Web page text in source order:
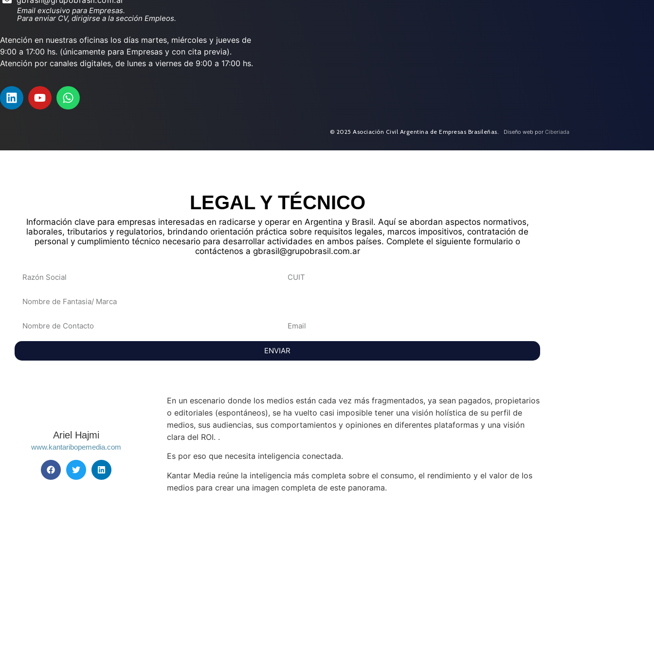
Email exclusivo para Empresas.
Para enviar CV, dirigirse a la sección Empleos.
Atención en nuestras oficinas los días martes, miércoles y jueves de
9:00 a 17:00 hs. (únicamente para Empresas y con cita previa).
Atención por canales digitales, de lunes a viernes de 9:00 a 17:00 hs.
© 2025 Asociación Civil Argentina de Empresas Brasileñas. Diseño web por Ciberiada
LEGAL Y TÉCNICO
Información clave para empresas interesadas en radicarse y operar en Argentina y Brasil. Aquí se abordan aspectos normativos,
laborales, tributarios y regulatorios, brindando orientación práctica sobre requisitos legales, marcos impositivos, contratación de
personal y cumplimiento técnico necesario para desarrollar actividades en ambos países. Complete el siguiente formulario o
contáctenos a gbrasil@grupobrasil.com.ar
ENVIAR
Ariel Hajmi
www.kantaribopemedia.com
En un escenario donde los medios están cada vez más fragmentados, ya sean pagados, propietarios
o editoriales (espontáneos), se ha vuelto casi imposible tener una visión holística de su perfil de
medios, sus audiencias, sus comportamientos y opiniones en diferentes plataformas y una visión
clara del ROI. .
Es por eso que necesita inteligencia conectada.
Kantar Media reúne la inteligencia más completa sobre el consumo, el rendimiento y el valor de los
medios para crear una imagen completa de este panorama.